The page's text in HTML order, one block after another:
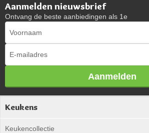
Aanmelden nieuwsbrief
Ontvang de beste aanbiedingen als 1e
Aanmelden
Keukens
Keukencollectie